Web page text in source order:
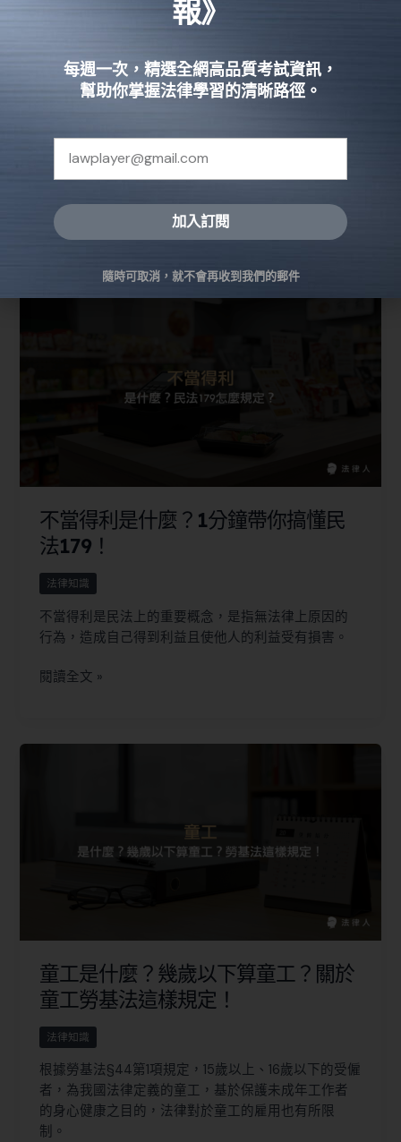
文專業度
學習如何在公文中正確運用「略以」，掌握7大必知技
巧，從定義、標點規範到實際案例全攻略，助你輕鬆
解決標點疑慮，提升公文品質與專業度。
閱讀全文 »
不當得利是什麼？1分鐘帶你搞懂民
法179！
法律知識
不當得利是民法上的重要概念，是指無法律上原因的
行為，造成自己得到利益且使他人的利益受有損害。
閱讀全文 »
童工是什麼？幾歲以下算童工？關於
童工勞基法這樣規定！
法律知識
根據勞基法§44第1項規定，15歲以上、16歲以下的受僱
者，為我國法律定義的童工，基於保護未成年工作者
的身心健康之目的，法律對於童工的雇用也有所限
制。
報》
每週一次，精選全網高品質考試資訊，
幫助你掌握法律學習的清晰路徑。
加入訂閱
隨時可取消，就不會再收到我們的郵件